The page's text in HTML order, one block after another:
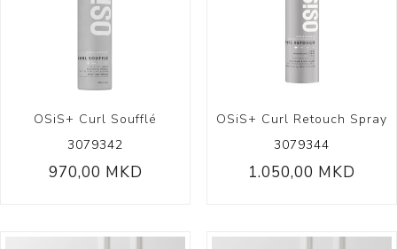
OSiS+ Curl Soufflé
3079342
970,00 MKD
OSiS+ Curl Retouch Spray
3079344
1.050,00 MKD